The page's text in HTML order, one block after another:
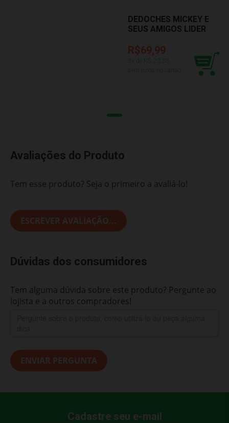
DEDOCHES MICKEY E
SEUS AMIGOS LIDER
R$69,99
Avaliações do Produto
Tem esse produto? Seja o primeiro a avaliá-lo!
ESCREVER AVALIAÇÃO...
Dúvidas dos consumidores
Tem alguma dúvida sobre este produto? Pergunte ao
lojista e a outros compradores!
ENVIAR PERGUNTA
Cadastre seu e-mail